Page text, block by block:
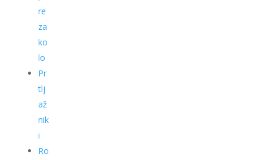
re
za
ko
lo
Pr
tlj
až
nik
i
Ro